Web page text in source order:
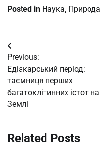
Posted in Наука, Природа
Post
navigation
Previous:
Едіакарський період:
таємниця перших
багатоклітинних істот на
Землі
Related Posts